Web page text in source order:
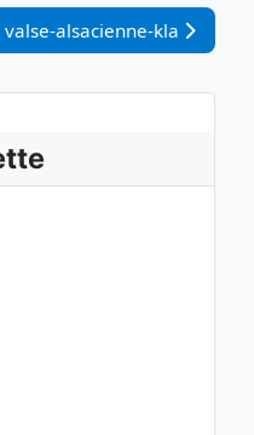
schmoll-f-kl
Nächster Beitrag: valse-
valse-alsacienne-kla